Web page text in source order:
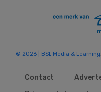
© 2026 | BSL Media & Learning
Contact